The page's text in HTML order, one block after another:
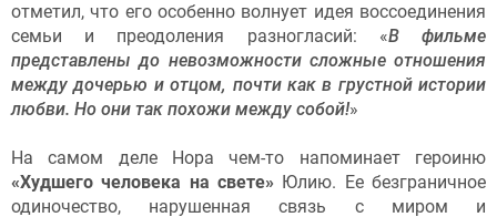
отметил, что его особенно волнует идея воссоединения
семьи и преодоления разногласий: «В фильме
представлены до невозможности сложные отношения
между дочерью и отцом, почти как в грустной истории
любви. Но они так похожи между собой!»
На самом деле Нора чем-то напоминает героиню
«Худшего человека на свете» Юлию. Ее безграничное
одиночество, нарушенная связь с миром и